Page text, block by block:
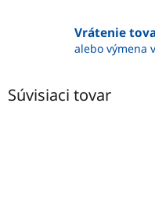
Vrátenie
alebo výmena
Súvisiaci tovar